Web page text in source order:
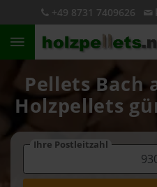
+49 8731 7409626
Pellets Bach
Holzpellets
Ihre Postleitzahl